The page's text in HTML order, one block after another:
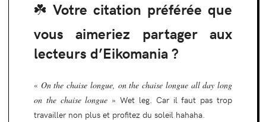
☘️ Votre citation préférée que
vous aimeriez partager aux
lecteurs d’Eikomania ?
« On the chaise longue, on the chaise longue all day long
on the chaise longue » Wet leg. Car il faut pas trop
travailler non plus et profitez du soleil hahaha.